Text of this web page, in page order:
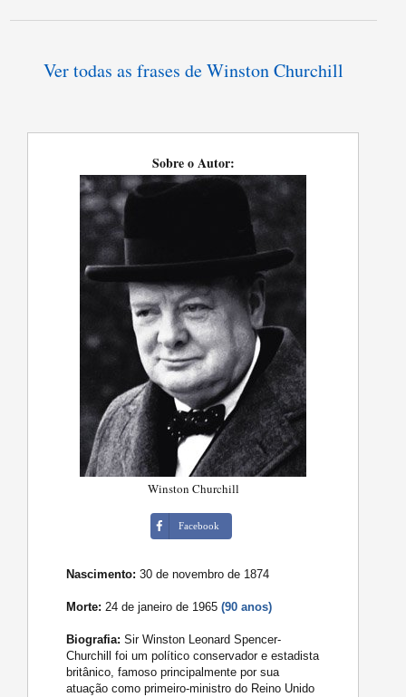
Ver todas as frases de Winston Churchill
Sobre o Autor:
Winston Churchill
Facebook
Nascimento: 30 de novembro de 1874
Morte: 24 de janeiro de 1965(90 anos)
Biografia: Sir Winston Leonard Spencer-
Churchill foi um político conservador e estadista
britânico, famoso principalmente por sua
atuação como primeiro-ministro do Reino Unido